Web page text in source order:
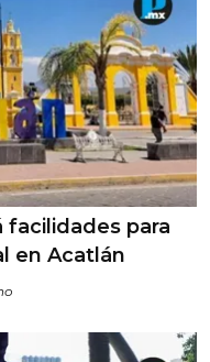
facilidades para
en Acatlán